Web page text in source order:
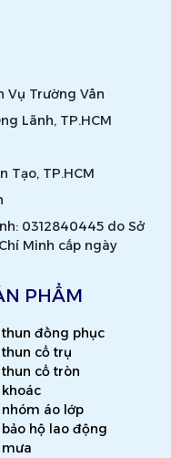
Vụ Trường Vân
Lãnh, TP.HCM
Tạo, TP.HCM
0312840445 do Sở
Minh cấp ngày
PHẨM
thun đồng phục
cổ trụ
cổ tròn
nhóm áo lớp
hộ lao động